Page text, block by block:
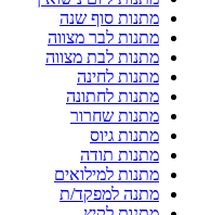
מתנות סוף שנה
מתנות לבר מצווה
מתנות לבת מצווה
מתנות לחינה
מתנות לחתונה
מתנות שחרור
מתנות גיוס
מתנות תודה
מתנות למילואים
מתנה למפקד/ת